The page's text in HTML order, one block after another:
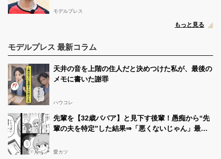
モデルプレス
もっと見る
モデルプレス 最新コラム
天井の音を上階の住人だと決めつけた私が、最後の
メモに書いた謝罪
ハウコレ
先輩を【32歳ババア】と見下す後輩！愚痴から“先
輩の夫を特定”した結果⇒「悪くないじゃん」最悪
愛カツ